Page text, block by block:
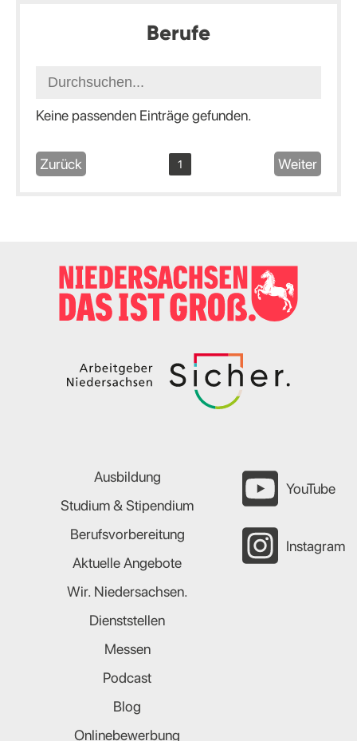
Berufe
Keine passenden Einträge gefunden.
Zurück 1 Weiter
Ausbildung
Studium & Stipendium
Berufsvorbereitung
Aktuelle Angebote
Wir. Niedersachsen.
Dienststellen
Messen
Podcast
Blog
Onlinebewerbung
YouTube
Instagram